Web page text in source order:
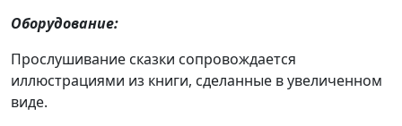
Оборудование:
Прослушивание сказки сопровождается
иллюстрациями из книги, сделанные в увеличенном
виде.